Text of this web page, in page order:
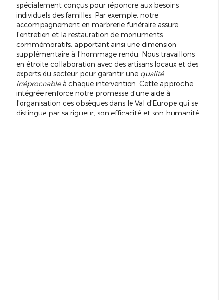
spécialement conçus pour répondre aux besoins
individuels des familles. Par exemple, notre
accompagnement en marbrerie funéraire assure
l'entretien et la restauration de monuments
commémoratifs, apportant ainsi une dimension
supplémentaire à l'hommage rendu. Nous travaillons
en étroite collaboration avec des artisans locaux et des
experts du secteur pour garantir une qualité
irréprochableà chaque intervention. Cette approche
intégrée renforce notre promesse d'une aide à
l'organisation des obsèques dans le Val d'Europe qui se
distingue par sa rigueur, son efficacité et son humanité.